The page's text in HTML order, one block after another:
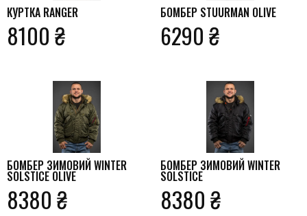
КУРТКА RANGER
8100 ₴
БОМБЕР STUURMAN OLIVE
6290 ₴
БОМБЕР ЗИМОВИЙ WINTER
SOLSTICE OLIVE
8380 ₴
БОМБЕР ЗИМОВИЙ WINTER
SOLSTICE
8380 ₴